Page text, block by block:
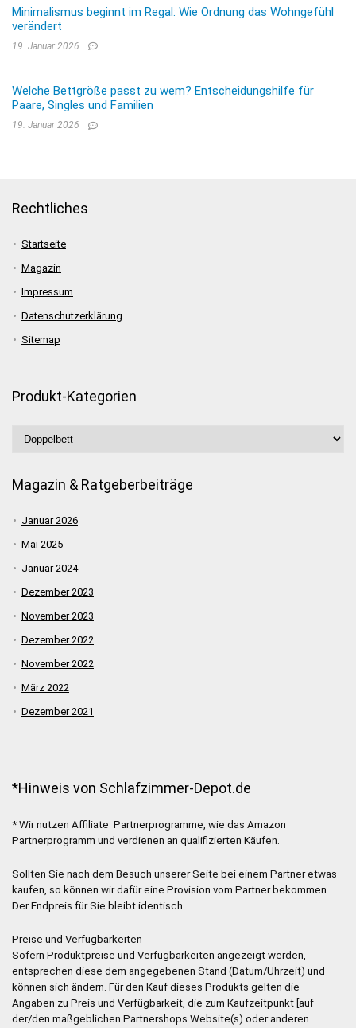
Minimalismus beginnt im Regal: Wie Ordnung das Wohngefühl
verändert
19. Januar 2026
Welche Bettgröße passt zu wem? Entscheidungshilfe für
Paare, Singles und Familien
19. Januar 2026
Rechtliches
Startseite
Magazin
Impressum
Datenschutzerklärung
Sitemap
Produkt-Kategorien
Magazin & Ratgeberbeiträge
Januar 2026
Mai 2025
Januar 2024
Dezember 2023
November 2023
Dezember 2022
November 2022
März 2022
Dezember 2021
*Hinweis von Schlafzimmer-Depot.de
* Wir nutzen Affiliate Partnerprogramme, wie das Amazon
Partnerprogramm und verdienen an qualifizierten Käufen.
Sollten Sie nach dem Besuch unserer Seite bei einem Partner etwas
kaufen, so können wir dafür eine Provision vom Partner bekommen.
Der Endpreis für Sie bleibt identisch.
Preise und Verfügbarkeiten
Sofern Produktpreise und Verfügbarkeiten angezeigt werden,
entsprechen diese dem angegebenen Stand (Datum/Uhrzeit) und
können sich ändern. Für den Kauf dieses Produkts gelten die
Angaben zu Preis und Verfügbarkeit, die zum Kaufzeitpunkt [auf
der/den maßgeblichen Partnershops Website(s) oder anderen